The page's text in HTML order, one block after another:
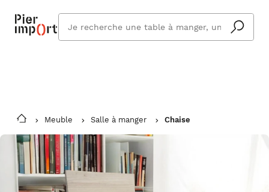
Vous êtes absent ? Pier Import s'adapte
et vous livre à votre retour.
En savoir plus
cherchez
vous ?
Meuble Salle à manger Chaise